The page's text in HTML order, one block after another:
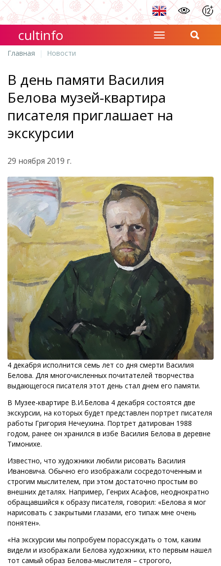
cultinfo
Главная Новости
В день памяти Василия
Белова музей-квартира
писателя приглашает на
экскурсии
29 ноября 2019 г.
4 декабря исполнится семь лет со дня смерти Василия
Белова. Для многочисленных почитателей творчества
выдающегося писателя этот день стал днем его памяти.
В Музее-квартире В.И.Белова 4 декабря состоятся две
экскурсии, на которых будет представлен портрет писателя
работы Григория Нечеухина. Портрет датирован 1988
годом, ранее он хранился в избе Василия Белова в деревне
Тимонихе.
Известно, что художники любили рисовать Василия
Ивановича. Обычно его изображали сосредоточенным и
строгим мыслителем, при этом достаточно простым во
внешних деталях. Например, Генрих Асафов, неоднократно
обращавшийся к образу писателя, говорил: «Белова я мог
нарисовать с закрытыми глазами, его типаж мне очень
понятен».
«На экскурсии мы попробуем порассуждать о том, каким
видели и изображали Белова художники, кто первым нашел
тот самый образ Белова-мыслителя – строгого,